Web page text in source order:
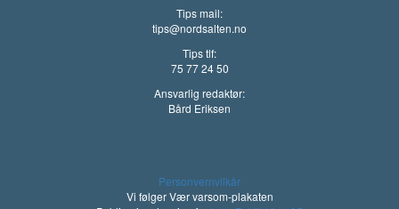
Tips mail:
tips@nordsalten.no
Tips tlf:
75 77 24 50
Ansvarlig redaktør:
Bård Eriksen
Personvernvilkår
Vi følger Vær varsom-plakaten